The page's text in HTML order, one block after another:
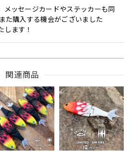
メッセージカードやステッカーも同
た購入する機会がございました
します！
】MIR
31
関連商品